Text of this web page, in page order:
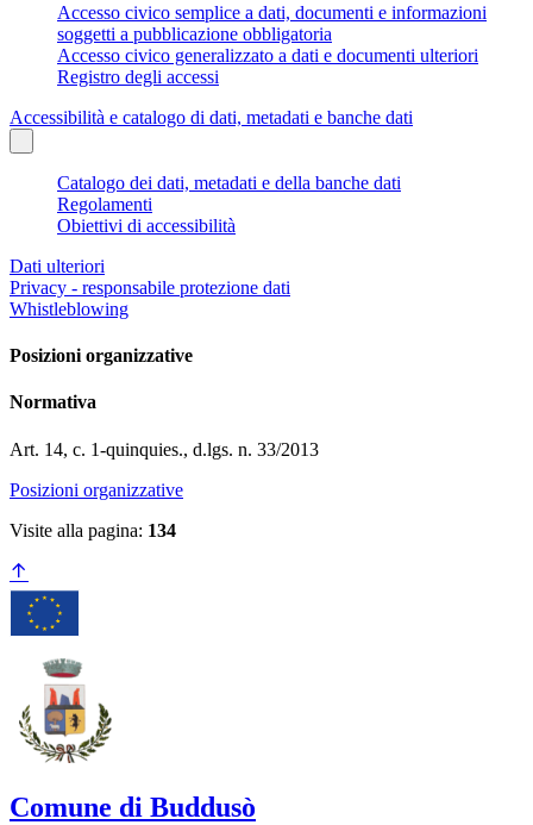
Accesso civico semplice a dati, documenti e informazioni
soggetti a pubblicazione obbligatoria
Accesso civico generalizzato a dati e documenti ulteriori
Registro degli accessi
Accessibilità e catalogo di dati, metadati e banche dati
Catalogo dei dati, metadati e della banche dati
Regolamenti
Obiettivi di accessibilità
Dati ulteriori
Privacy - responsabile protezione dati
Whistleblowing
Posizioni organizzative
Normativa
Art. 14, c. 1-quinquies., d.lgs. n. 33/2013
Posizioni organizzative
Visite alla pagina: 134
Comune di Buddusò